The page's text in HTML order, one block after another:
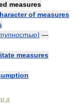
measures
of measures
—
measures